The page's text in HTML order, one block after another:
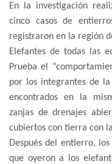
En la investigación
cinco casos de
registraron en la región
Elefantes de todas las
Prueba el
por los integrantes de
encontrados en la
zanjas de drenajes
cubiertos con tierra con
Después del entierro,
que oyeron a los